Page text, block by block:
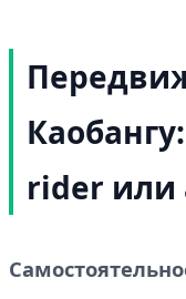
rider или